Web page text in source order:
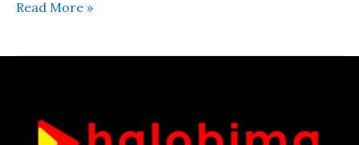
Read More »